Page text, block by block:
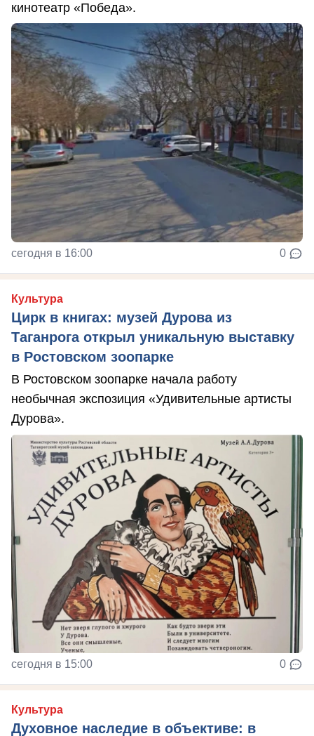
кинотеатр «Победа».
сегодня в 16:00 0
Культура
Цирк в книгах: музей Дурова из
Таганрога открыл уникальную выставку
в Ростовском зоопарке
В Ростовском зоопарке начала работу
необычная экспозиция «Удивительные артисты
Дурова».
сегодня в 15:00 0
Культура
Духовное наследие в объективе: в